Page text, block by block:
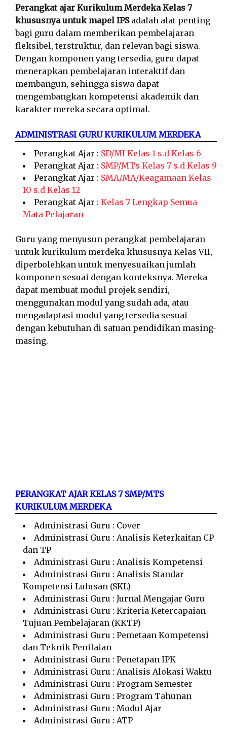
Perangkat ajar Kurikulum Merdeka Kelas 7
khususnya untuk mapel IPSadalah alat penting
bagi guru dalam memberikan pembelajaran
fleksibel, terstruktur, dan relevan bagi siswa.
Dengan komponen yang tersedia, guru dapat
menerapkan pembelajaran interaktif dan
membangun, sehingga siswa dapat
mengembangkan kompetensi akademik dan
karakter mereka secara optimal.
ADMINISTRASI GURU KURIKULUM MERDEKA
Perangkat Ajar : SD/MI Kelas 1 s.d Kelas 6
Perangkat Ajar : SMP/MTs Kelas 7 s.d Kelas 9
Perangkat Ajar : SMA/MA/Keagamaan Kelas
10 s.d Kelas 12
Perangkat Ajar : Kelas 7 Lengkap Semua
Mata Pelajaran
Guru yang menyusun perangkat pembelajaran
untuk kurikulum merdeka khususnya Kelas VII,
diperbolehkan untuk menyesuaikan jumlah
komponen sesuai dengan konteksnya. Mereka
dapat membuat modul projek sendiri,
menggunakan modul yang sudah ada, atau
mengadaptasi modul yang tersedia sesuai
dengan kebutuhan di satuan pendidikan masing-
masing.
PERANGKAT AJAR KELAS 7 SMP/MTS
KURIKULUM MERDEKA
Administrasi Guru : Cover
Administrasi Guru : Analisis Keterkaitan CP
dan TP
Administrasi Guru : Analisis Kompetensi
Administrasi Guru : Analisis Standar
Kompetensi Lulusan (SKL)
Administrasi Guru : Jurnal Mengajar Guru
Administrasi Guru : Kriteria Ketercapaian
Tujuan Pembelajaran (KKTP)
Administrasi Guru : Pemetaan Kompetensi
dan Teknik Penilaian
Administrasi Guru : Penetapan IPK
Administrasi Guru : Analisis Alokasi Waktu
Administrasi Guru : Program Semester
Administrasi Guru : Program Tahunan
Administrasi Guru : Modul Ajar
Administrasi Guru : ATP